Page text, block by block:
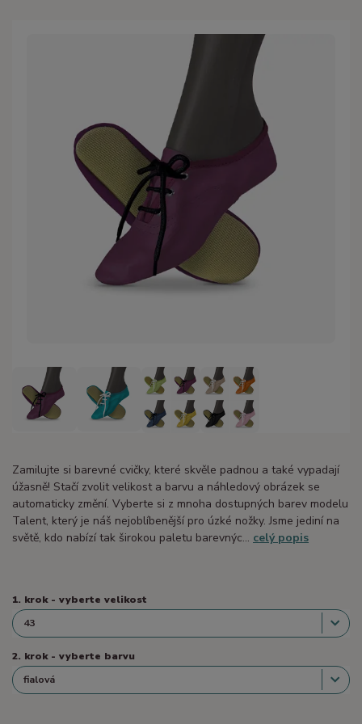
Zamilujte si barevné cvičky, které skvěle padnou a také vypadají
úžasně! Stačí zvolit velikost a barvu a náhledový obrázek se
automaticky změní. Vyberte si z mnoha dostupných barev modelu
Talent, který je náš nejoblíbenější pro úzké nožky. Jsme jediní na
světě, kdo nabízí tak širokou paletu barevnýc... celý popis
1. krok - vyberte velikost
2. krok - vyberte barvu